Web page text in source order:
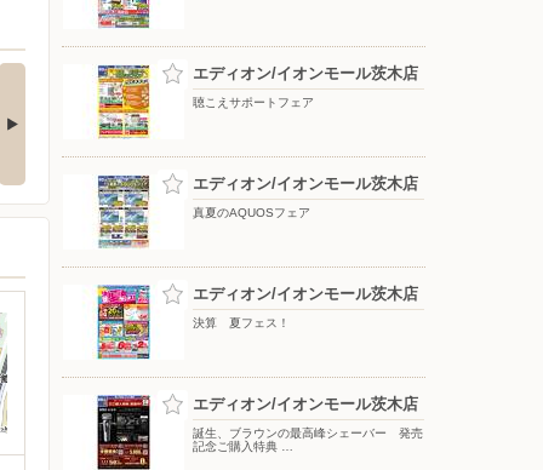
事なカードボックス
ホコリや落下物…
細は画像をタップ！ 本
ご紹介するのは…
ピタッと吸着。片手で
簡単シワ伸ばし！
エディオン/イオンモール茨木店
聴こえサポートフェア
エディオン/イオンモール茨木店
真夏のAQUOSフェア
エディオン/イオンモール茨木店
決算 夏フェス！
エディオン/イオンモール茨木店
誕生、ブラウンの最高峰シェーバー 発売
記念ご購入特典 …